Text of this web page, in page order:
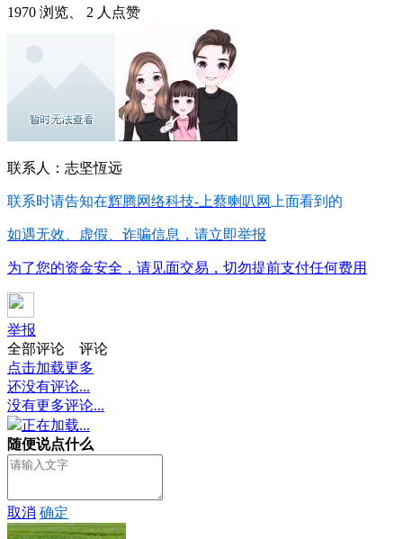
1970 浏览、 2 人点赞
联系人：志坚恆远
联系时请告知在辉腾网络科技-上蔡喇叭网 上面看到的
如遇无效、虚假、诈骗信息，请立即举报
为了您的资金安全，请见面交易，切勿提前支付任何费用
举报
全部评论
评论
点击加载更多
还没有评论...
没有更多评论...
正在加载...
随便说点什么
取消 确定